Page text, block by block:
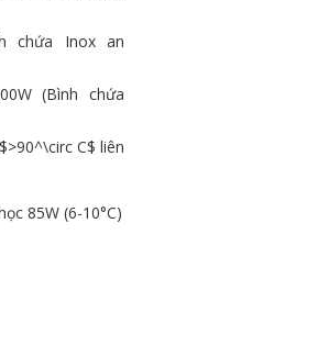
chứa Inox an
(Bình chứa
$>90^\circ C$ liên
85W (6-10°C)